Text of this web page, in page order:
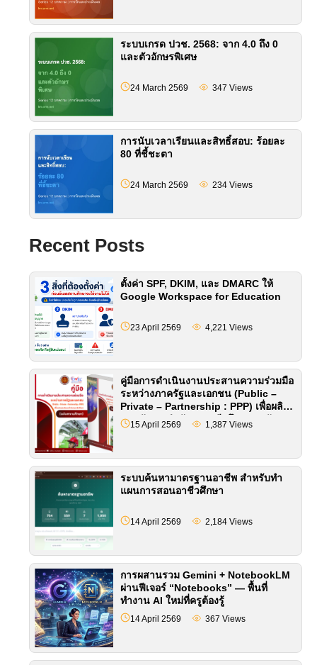
ระบบเกรด ปวช. 2568: จาก 4.0 ถึง 0
และตัวอักษรพิเศษ
24 March 2569 347 Views
การนับเวลาเรียนและสิทธิ์สอบ: ร้อยละ
80 ที่ชี้ชะตา
24 March 2569 234 Views
Recent Posts
ตั้งค่า SPF, DKIM, และ DMARC ให้
Google Workspace for Education
23 April 2569 4,221 Views
คู่มือการดําเนินงานประสานความร่วมมือ
ระหว่างภาครัฐและเอกชน (Public –
Private – Partnership : PPP) เพื่อผลิต
และพัฒนากำลังคนอาชีวศึกษา (ฉบับ
สถานศึกษา)
15 April 2569 1,387 Views
ระบบค้นหามาตรฐานอาชีพ สำหรับทำ
แผนการสอนอาชีวศึกษา
14 April 2569 2,184 Views
การผสานรวม Gemini + NotebookLM
ผ่านฟีเจอร์ “Notebooks” — พื้นที่
ทำงาน AI ใหม่ที่ครูต้องรู้
14 April 2569 367 Views